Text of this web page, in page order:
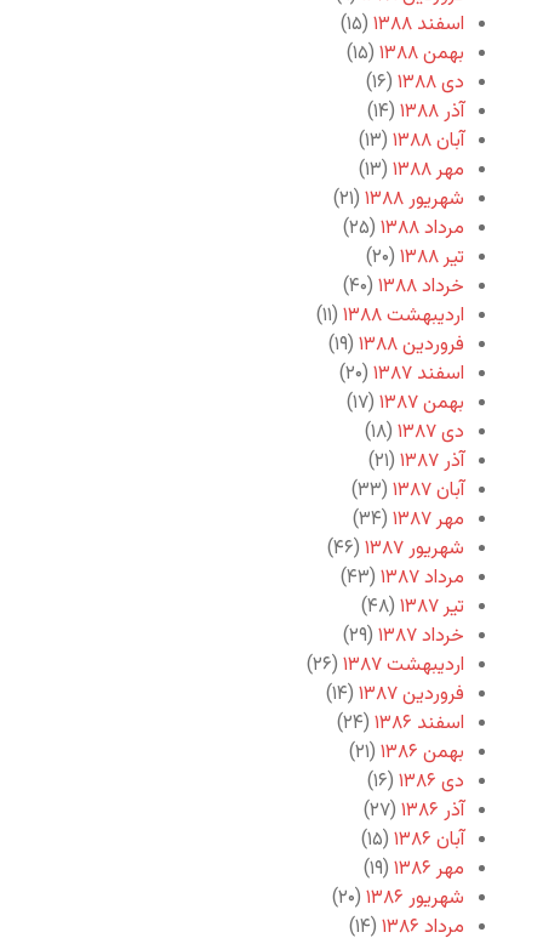
اسفند ۱۳۸۸
(۱۵)
بهمن ۱۳۸۸
(۱۵)
دی ۱۳۸۸
(۱۶)
آذر ۱۳۸۸
(۱۴)
آبان ۱۳۸۸
(۱۳)
مهر ۱۳۸۸
(۱۳)
شهریور ۱۳۸۸
(۲۱)
مرداد ۱۳۸۸
(۲۵)
تیر ۱۳۸۸
(۲۰)
خرداد ۱۳۸۸
(۴۰)
اردیبهشت ۱۳۸۸
(۱۱)
فروردین ۱۳۸۸
(۱۹)
اسفند ۱۳۸۷
(۲۰)
بهمن ۱۳۸۷
(۱۷)
دی ۱۳۸۷
(۱۸)
آذر ۱۳۸۷
(۲۱)
آبان ۱۳۸۷
(۳۳)
مهر ۱۳۸۷
(۳۴)
شهریور ۱۳۸۷
(۴۶)
مرداد ۱۳۸۷
(۴۳)
تیر ۱۳۸۷
(۴۸)
خرداد ۱۳۸۷
(۲۹)
اردیبهشت ۱۳۸۷
(۲۶)
فروردین ۱۳۸۷
(۱۴)
اسفند ۱۳۸۶
(۲۴)
بهمن ۱۳۸۶
(۲۱)
دی ۱۳۸۶
(۱۶)
آذر ۱۳۸۶
(۲۷)
آبان ۱۳۸۶
(۱۵)
مهر ۱۳۸۶
(۱۹)
شهریور ۱۳۸۶
(۲۰)
مرداد ۱۳۸۶
(۱۴)